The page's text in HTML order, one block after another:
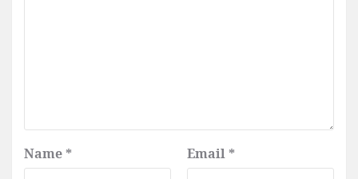
Name * Email *